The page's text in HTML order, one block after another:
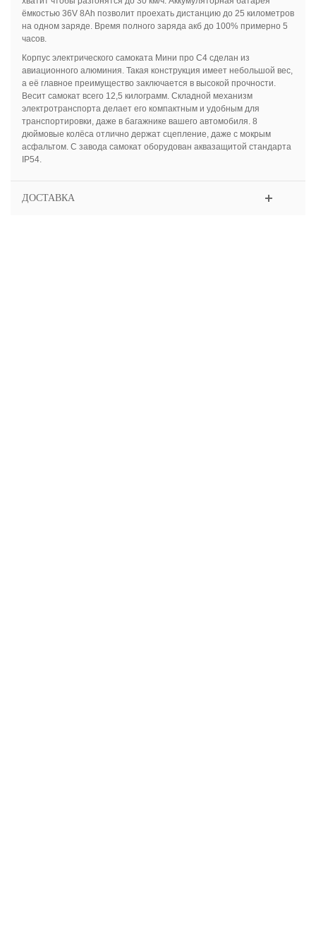
ёмкостью 36V 8Ah позволит проехать дистанцию до 25 километров
на одном заряде. Время полного заряда акб до 100% примерно 5
часов.
Корпус электрического самоката Мини про С4 сделан из
авиационного алюминия. Такая конструкция имеет небольшой вес,
а её главное преимущество заключается в высокой прочности.
Весит самокат всего 12,5 килограмм. Складной механизм
электротранспорта делает его компактным и удобным для
транспортировки, даже в багажнике вашего автомобиля. 8
дюймовые колёса отлично держат сцепление, даже с мокрым
асфальтом. С завода самокат оборудован аквазащитой стандарта
IP54.
ДОСТАВКА